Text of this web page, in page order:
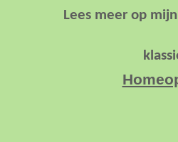
Lees meer op